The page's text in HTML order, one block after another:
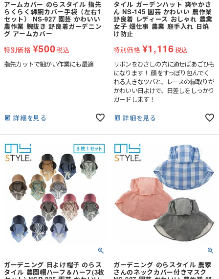
アームカバー のらスタイル 指先
らくらく綿腕カバー手袋（左右1
セット） NS-927 園芸 かわいい
農作業 腕抜き 野良着ガーデニン
グ アームカバー
特別価格 ¥500税込
指先カットで細かい作業にも最適
詳細を見る
タイル ガーデンハット 爽やかさ
ん NS-145 園芸 かわいい 農作業
野良着 レディース おしゃれ 農業
女子 畑仕事 農業 庭手入れ 日焼
け防止
特別価格 ¥1,116税込
リボンをひさしの穴に通せばあごひも
になります！ 顔をすっぽり包んでく
れる大きなツバと、レースの縁取りが
かわいい日よけで、日差しをしっかり
ガードします！
詳細を見る
ガーデニング 日よけ帽子 のらス
タイル 農園帽ハーフ＆ハーフ(3枚
ガーデニング のらスタイル 農家
さんのネックカバー付きマスク